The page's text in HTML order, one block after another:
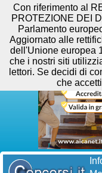
Con riferimento al
PROTEZIONE DEI
Parlamento
Aggiornato alle
dell'Unione europea
che i nostri siti
lettori. Se decidi di
che